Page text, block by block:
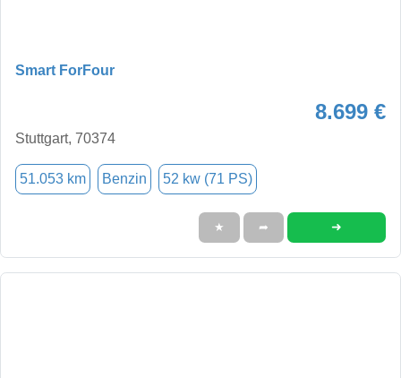
Smart ForFour
8.699 €
Stuttgart, 70374
51.053 km Benzin 52 kw (71 PS)
★ ➦ ➜